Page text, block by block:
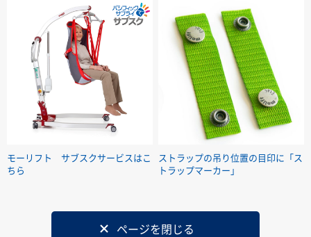
モーリフト サブスクサービスはこ
ちら
ストラップの吊り位置の目印に「ス
トラップマーカー」
ページを閉じる